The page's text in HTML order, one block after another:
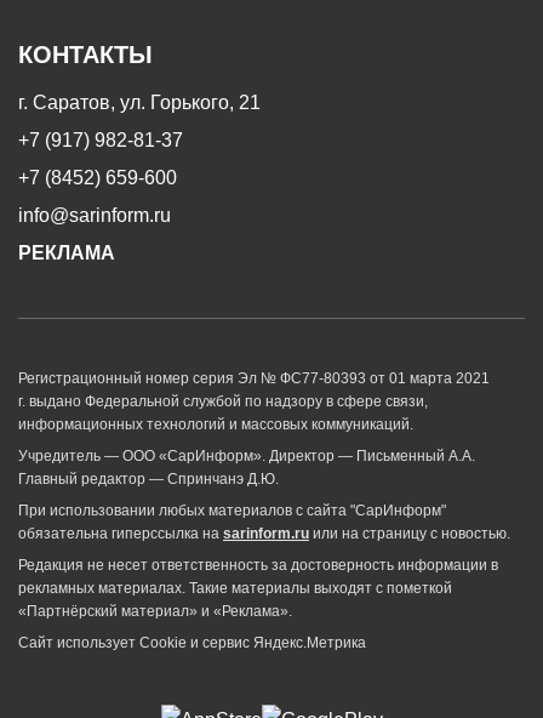
КОНТАКТЫ
г. Саратов, ул. Горького, 21
+7 (917) 982-81-37
+7 (8452) 659-600
info@sarinform.ru
РЕКЛАМА
Регистрационный номер серия Эл № ФС77-80393 от 01 марта 2021
г. выдано Федеральной службой по надзору в сфере связи,
информационных технологий и массовых коммуникаций.
Учредитель — ООО «СарИнформ». Директор — Письменный А.А.
Главный редактор — Спринчанэ Д.Ю.
При использовании любых материалов с сайта "СарИнформ"
обязательна гиперссылка на sarinform.ru или на страницу с новостью.
Редакция не несет ответственность за достоверность информации в
рекламных материалах. Такие материалы выходят с пометкой
«Партнёрский материал» и «Реклама».
Сайт использует Cookie и сервиc Яндекс.Метрика